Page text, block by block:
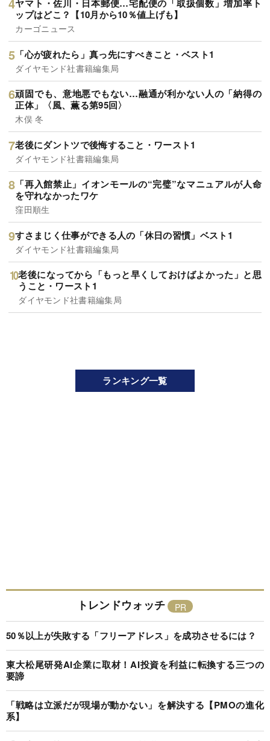
ヤマト・佐川・日本郵便…宅配便の「取扱個数」増加率ト
ップはどこ？【10月から10％値上げも】
カーゴニュース
「心が疲れたら」真っ先にすべきこと・ベスト1
ダイヤモンド社書籍編集局
頑固でも、意地悪でもない…融通が利かない人の「納得の
正体」〈風、薫る第95回〉
木俣 冬
老後にダントツで後悔すること・ワースト1
ダイヤモンド社書籍編集局
「再入館禁止」イオンモールの“完璧”なマニュアルが人命
を守れなかったワケ
窪田順生
すさまじく仕事ができる人の「休日の習慣」ベスト1
ダイヤモンド社書籍編集局
老後になってから「もっと早くしておけばよかった」と思
うこと・ワースト1
ダイヤモンド社書籍編集局
ランキング一覧
トレンドウォッチ
50％以上が失敗する「フリーアドレス」を成功させるには？
東大松尾研発AI企業に取材！AI投資を利益に転換する三つの
要諦
「戦略は立派だが現場が動かない」を解決する【PMOの進化
系】